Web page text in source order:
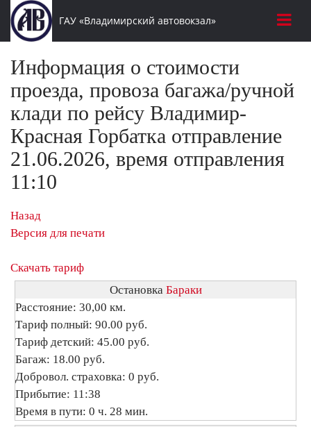
ГАУ «Владимирский автовокзал»
Информация о стоимости
проезда, провоза багажа/ручной
клади по рейсу Владимир-
Красная Горбатка отправление
21.06.2026, время отправления
11:10
Назад
Версия для печати
Скачать тариф
Остановка Бараки
Расстояние: 30,00 км.
Тариф полный: 90.00 руб.
Тариф детский: 45.00 руб.
Багаж: 18.00 руб.
Добровол. страховка: 0 руб.
Прибытие: 11:38
Время в пути: 0 ч. 28 мин.